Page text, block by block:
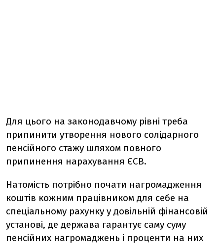
Для цього на законодавчому рівні треба
припинити утворення нового солідарного
пенсійного стажу шляхом повного
припинення нарахування ЄСВ.
Натомість потрібно почати нагромадження
коштів кожним працівником для себе на
спеціальному рахунку у довільній фінансовій
установі, де держава гарантує саму суму
пенсійних нагромаджень і проценти на них